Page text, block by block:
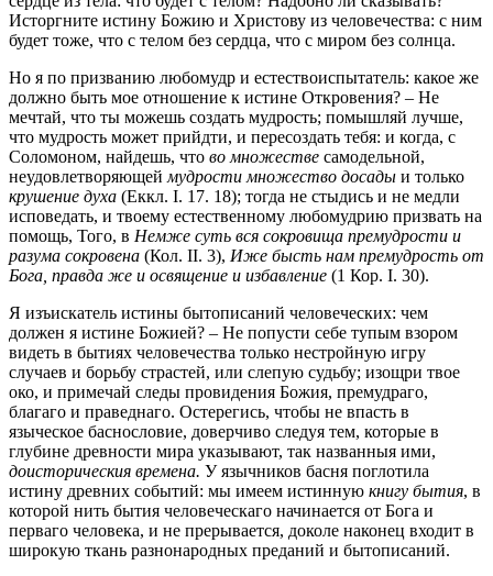
Исторгните истину Божию и Христову из человечества: с ним
будет тоже, что с телом без сердца, что с миром без солнца.
Но я по призванию любомудр и естествоиспытатель: какое же
должно быть мое отношение к истине Откровения? – Не
мечтай, что ты можешь создать мудрость; помышляй лучше,
что мудрость может прийдти, и пересоздать тебя: и когда, с
Соломоном, найдешь, что во множестве самодельной,
неудовлетворяющей мудрости множество досады и только
крушение духа (Еккл. I. 17. 18); тогда не стыдись и не медли
исповедать, и твоему естественному любомудрию призвать на
помощь, Того, в Немже суть вся сокровища премудрости и
разума сокровена (Кол. II. 3), Иже бысть нам премудрость от
Бога, правда же и освящение и избавление (1 Кор. I. 30).
Я изъискатель истины бытописаний человеческих: чем
должен я истине Божией? – Не попусти себе тупым взором
видеть в бытиях человечества только нестройную игру
случаев и борьбу страстей, или слепую судьбу; изощри твое
око, и примечай следы провидения Божия, премудраго,
благаго и праведнаго. Остерегись, чтобы не впасть в
языческое баснословие, доверчиво следуя тем, которые в
глубине древности мира указывают, так названныя ими,
доисторическия времена. У язычников басня поглотила
истину древних событий: мы имеем истинную книгу бытия, в
которой нить бытия человеческаго начинается от Бога и
перваго человека, и не прерывается, доколе наконец входит в
широкую ткань разнонародных преданий и бытописаний.